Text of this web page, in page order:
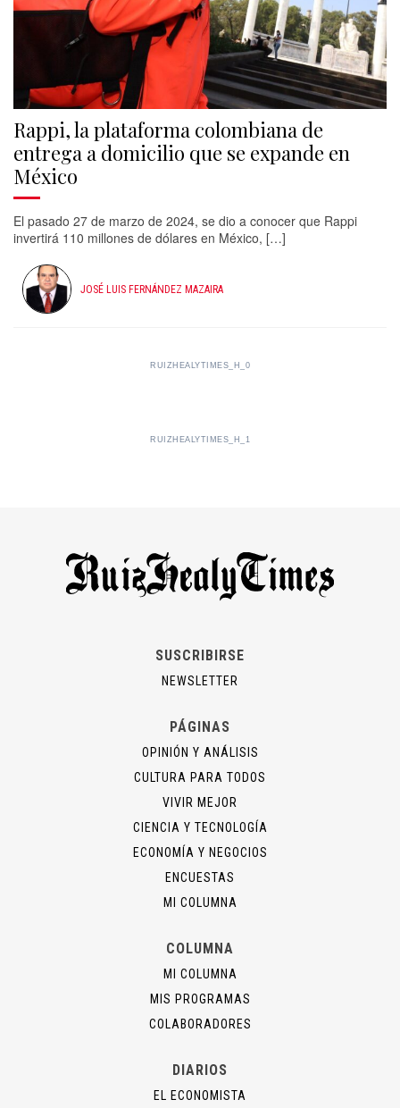
Rappi, la plataforma colombiana de
entrega a domicilio que se expande en
México
El pasado 27 de marzo de 2024, se dio a conocer que Rappi
invertirá 110 millones de dólares en México, […]
JOSÉ LUIS FERNÁNDEZ MAZAIRA
RUIZHEALYTIMES_H_0
RUIZHEALYTIMES_H_1
SUSCRIBIRSE
NEWSLETTER
PÁGINAS
OPINIÓN Y ANÁLISIS
CULTURA PARA TODOS
VIVIR MEJOR
CIENCIA Y TECNOLOGÍA
ECONOMÍA Y NEGOCIOS
ENCUESTAS
MI COLUMNA
COLUMNA
MI COLUMNA
MIS PROGRAMAS
COLABORADORES
DIARIOS
EL ECONOMISTA